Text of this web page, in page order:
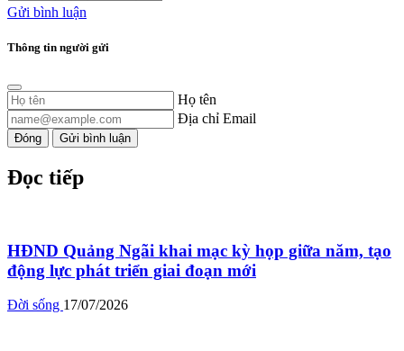
Gửi bình luận
Thông tin người gửi
Họ tên
Địa chỉ Email
Đóng Gửi bình luận
Đọc tiếp
HĐND Quảng Ngãi khai mạc kỳ họp giữa năm, tạo
động lực phát triển giai đoạn mới
Đời sống 17/07/2026